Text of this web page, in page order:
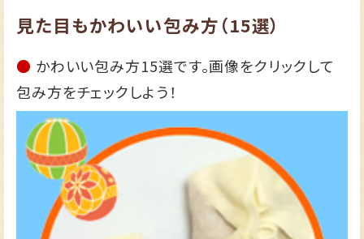
見た目もかわいい包み方（15選）
● かわいい包み方15選です。画像をクリックして
包み方をチェックしよう！